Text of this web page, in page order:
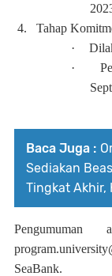
4.
Tahap
·
·
Baca Juga :
Sediakan
Tingkat Akhir,
SeaBank.